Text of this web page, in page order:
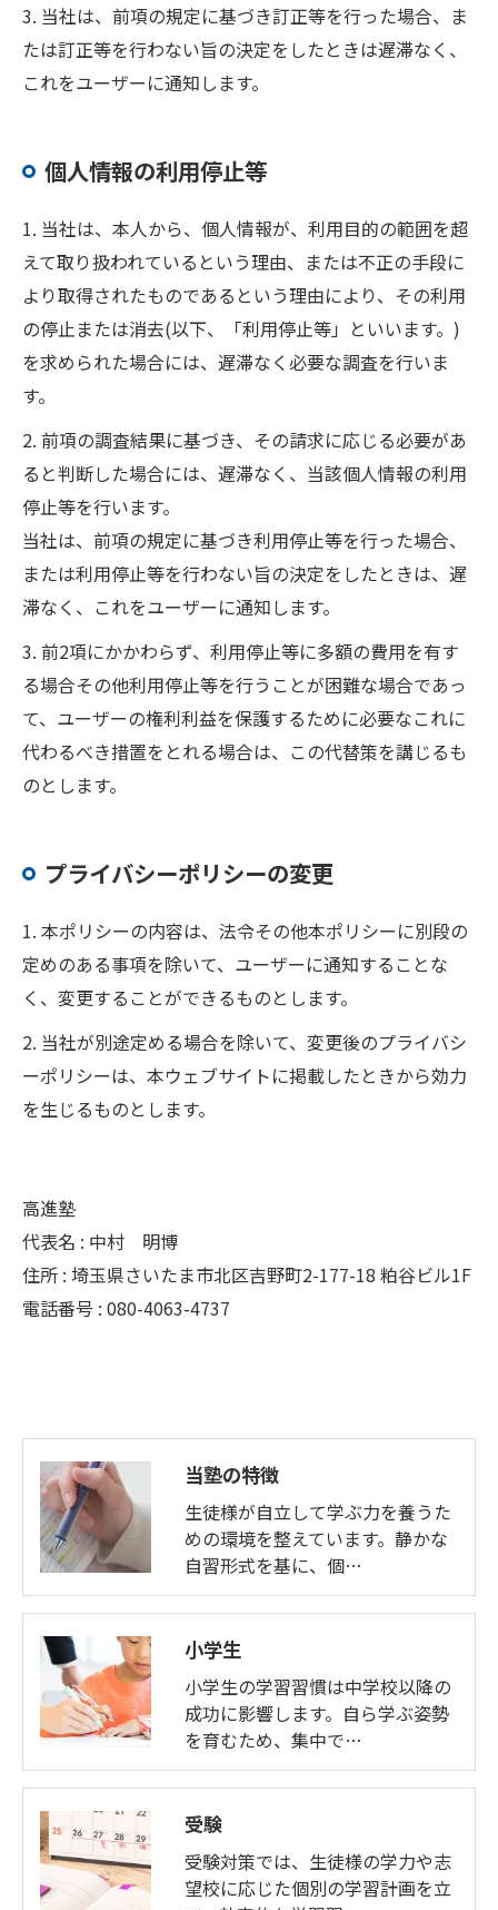
3. 当社は、前項の規定に基づき訂正等を行った場合、ま
たは訂正等を行わない旨の決定をしたときは遅滞なく、
これをユーザーに通知します。
個人情報の利用停止等
1. 当社は、本人から、個人情報が、利用目的の範囲を超
えて取り扱われているという理由、または不正の手段に
より取得されたものであるという理由により、その利用
の停止または消去(以下、「利用停止等」といいます。)
を求められた場合には、遅滞なく必要な調査を行いま
す。
2. 前項の調査結果に基づき、その請求に応じる必要があ
ると判断した場合には、遅滞なく、当該個人情報の利用
停止等を行います。
当社は、前項の規定に基づき利用停止等を行った場合、
または利用停止等を行わない旨の決定をしたときは、遅
滞なく、これをユーザーに通知します。
3. 前2項にかかわらず、利用停止等に多額の費用を有す
る場合その他利用停止等を行うことが困難な場合であっ
て、ユーザーの権利利益を保護するために必要なこれに
代わるべき措置をとれる場合は、この代替策を講じるも
のとします。
プライバシーポリシーの変更
1. 本ポリシーの内容は、法令その他本ポリシーに別段の
定めのある事項を除いて、ユーザーに通知することな
く、変更することができるものとします。
2. 当社が別途定める場合を除いて、変更後のプライバシ
ーポリシーは、本ウェブサイトに掲載したときから効力
を生じるものとします。
高進塾
代表名 : 中村 明博
住所 : 埼玉県さいたま市北区吉野町2-177-18 粕谷ビル1F
電話番号 : 080-4063-4737
当塾の特徴
生徒様が自立して学ぶ力を養うた
めの環境を整えています。静かな
自習形式を基に、個…
小学生
小学生の学習習慣は中学校以降の
成功に影響します。自ら学ぶ姿勢
を育むため、集中で…
受験
受験対策では、生徒様の学力や志
望校に応じた個別の学習計画を立